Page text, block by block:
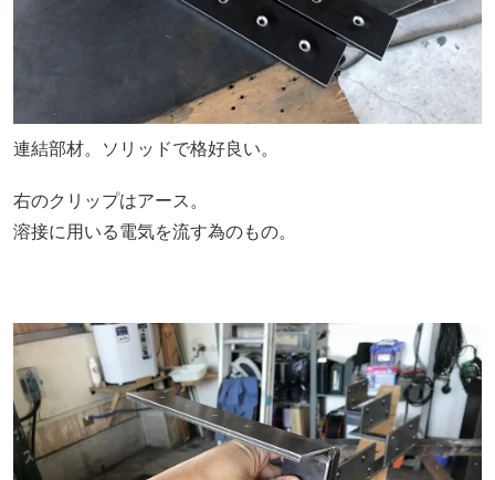
連結部材。ソリッドで格好良い。
右のクリップはアース。
溶接に用いる電気を流す為のもの。